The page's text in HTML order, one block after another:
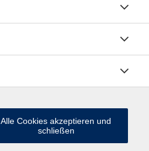
Alle Cookies akzeptieren und
schließen